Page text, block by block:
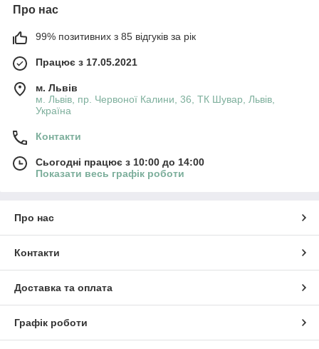
Про нас
99% позитивних з 85 відгуків за рік
Працює з 17.05.2021
м. Львів
м. Львів, пр. Червоної Калини, 36, ТК Шувар, Львів,
Україна
Контакти
Сьогодні працює з 10:00 до 14:00
Показати весь графік роботи
Про нас
Контакти
Доставка та оплата
Графік роботи